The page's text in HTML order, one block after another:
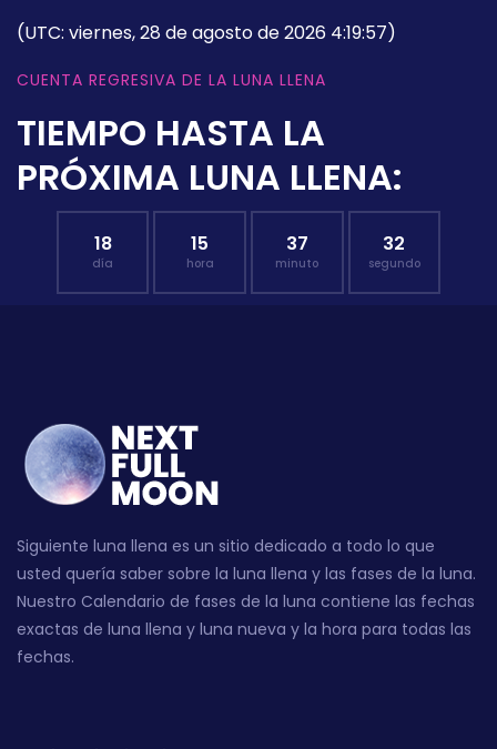
(UTC: viernes, 28 de agosto de 2026 4:19:57)
CUENTA REGRESIVA DE LA LUNA LLENA
TIEMPO HASTA LA
PRÓXIMA LUNA LLENA:
18
día
15
hora
37
minuto
31
segundo
Siguiente luna llena es un sitio dedicado a todo lo que
usted quería saber sobre la luna llena y las fases de la luna.
Nuestro Calendario de fases de la luna contiene las fechas
exactas de luna llena y luna nueva y la hora para todas las
fechas.